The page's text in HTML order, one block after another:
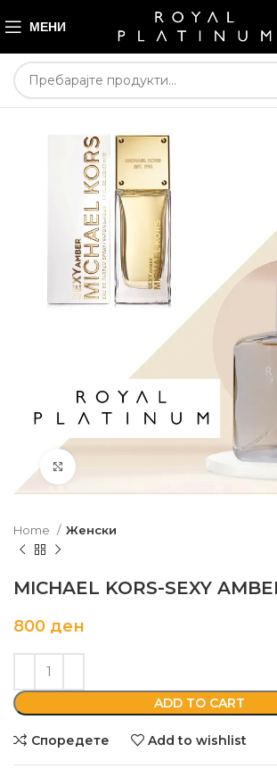
МЕНИ
Home Женски
MICHAEL KORS-SEXY
800 ден
ADD TO CART
Споредете Add to wishlist